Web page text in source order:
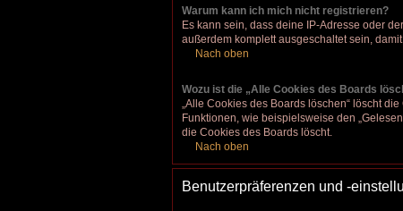
Warum kann ich mich nicht registrieren?
Es kann sein, dass deine IP-Adresse oder
außerdem komplett ausgeschaltet sein,
Nach oben
Wozu ist die „Alle Cookies des Boards
„Alle Cookies des Boards löschen“ löscht
Funktionen, wie beispielsweise den
die Cookies des Boards löscht.
Nach oben
Benutzerpräferenzen und -